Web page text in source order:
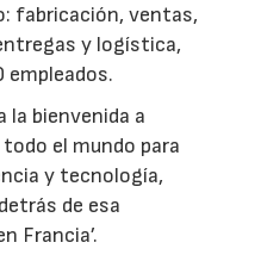
fabricación, ventas,
y logística,
empleados.
la bienvenida a
el mundo para
y tecnología,
de esa
Francia’.